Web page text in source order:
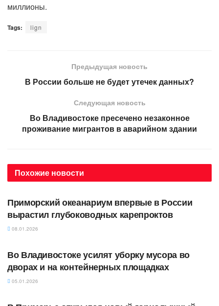
миллионы.
Tags: lign
Предыдущая новость
В России больше не будет утечек данных?
Следующая новость
Во Владивостоке пресечено незаконное
проживание мигрантов в аварийном здании
Похожие новости
АВТОРСКОЕ
Приморский океанариум впервые в России
вырастил глубоководных карепроктов
08.01.2026
Во Владивостоке усилят уборку мусора во
дворах и на контейнерных площадках
05.01.2026